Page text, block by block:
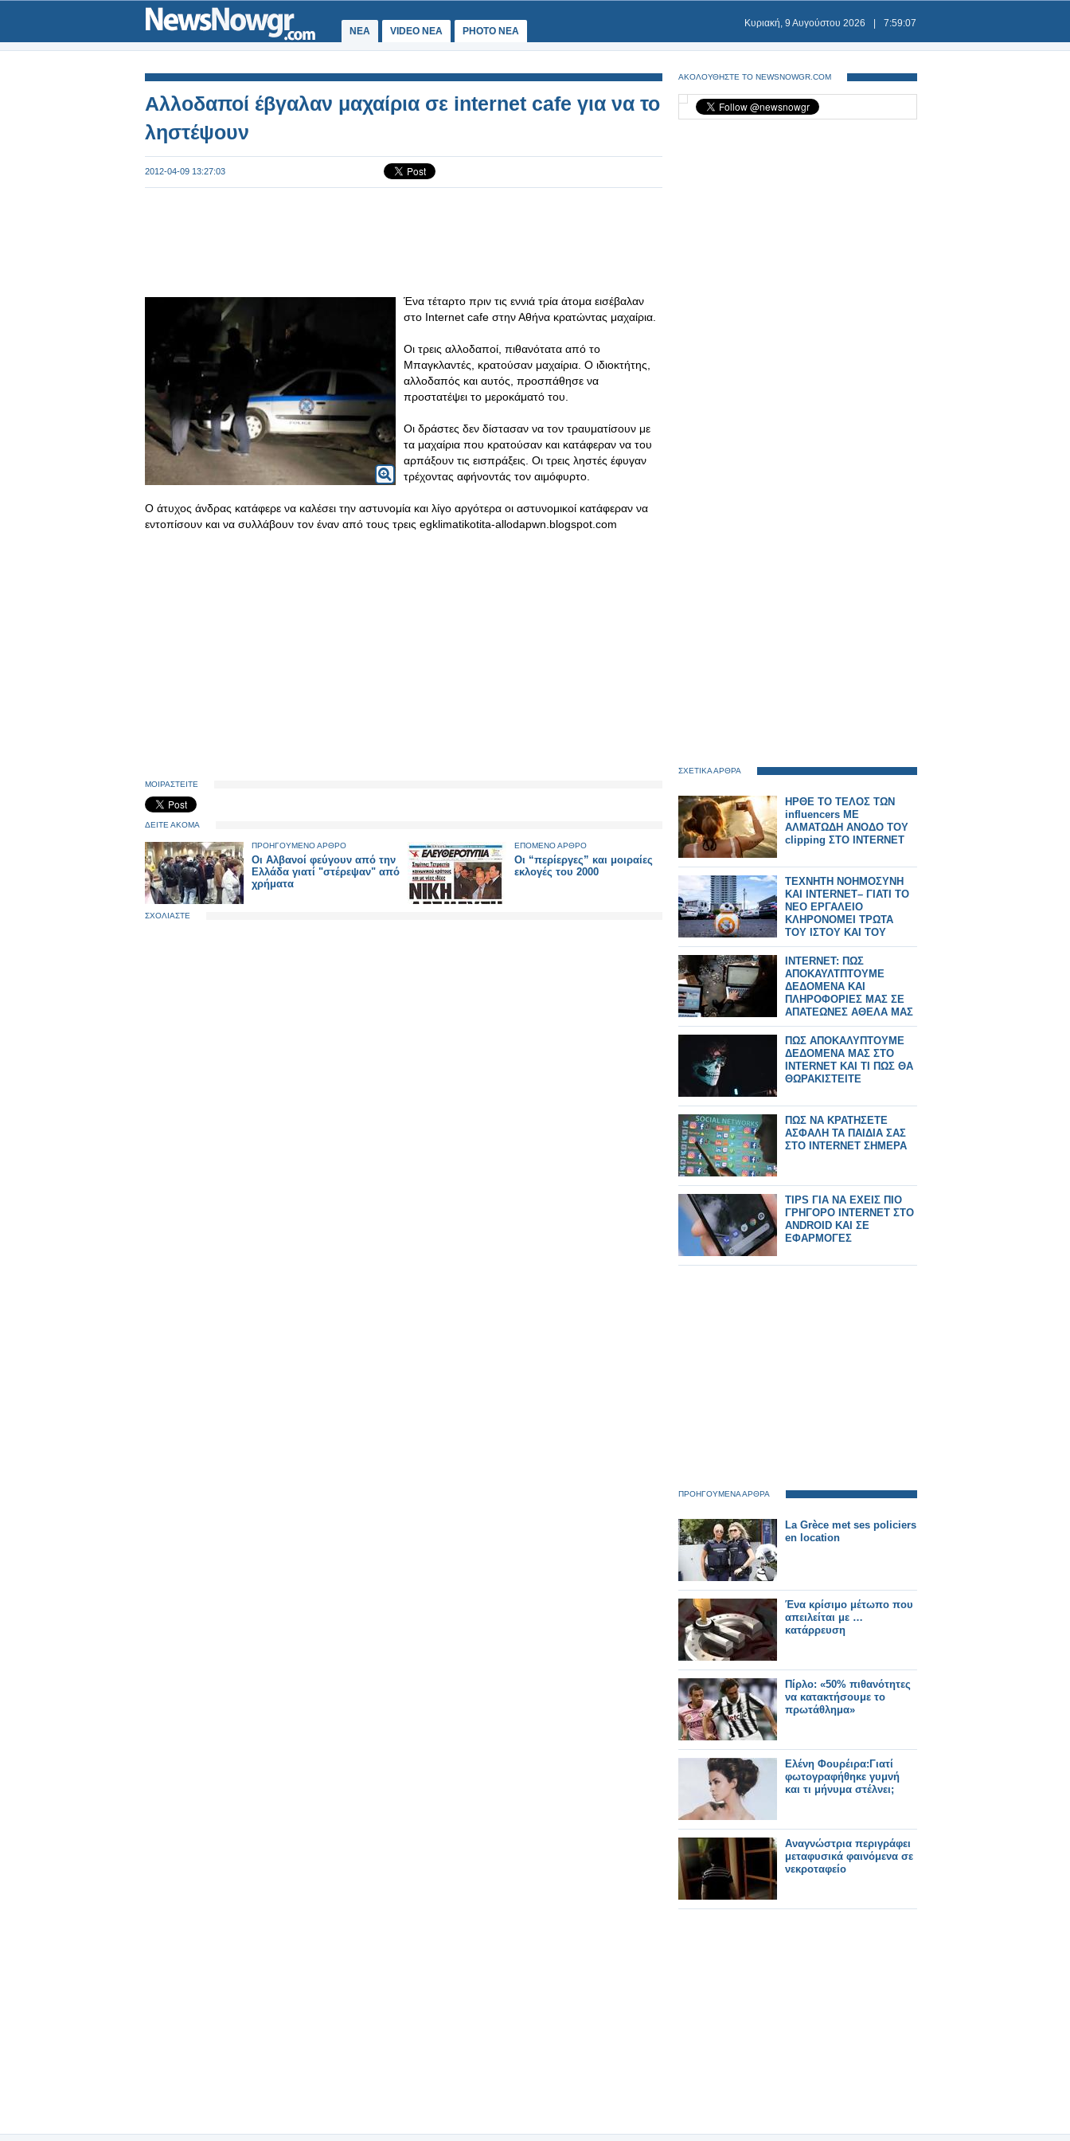
ΝΕΑ VIDEO NEA PHOTO NEA
Κυριακή, 9 Αυγούστου 2026 7:59:08
Αλλοδαποί έβγαλαν μαχαίρια σε internet cafe για να το
ληστέψουν
2012-04-09 13:27:03
Ένα τέταρτο πριν τις εννιά τρία άτομα εισέβαλαν
στο Internet cafe στην Αθήνα κρατώντας μαχαίρια.
Οι τρεις αλλοδαποί, πιθανότατα από το
Μπαγκλαντές, κρατούσαν μαχαίρια. Ο ιδιοκτήτης,
αλλοδαπός και αυτός, προσπάθησε να
προστατέψει το μεροκάματό του.
Οι δράστες δεν δίστασαν να τον τραυματίσουν με
τα μαχαίρια που κρατούσαν και κατάφεραν να του
αρπάξουν τις εισπράξεις. Οι τρεις ληστές έφυγαν
τρέχοντας αφήνοντάς τον αιμόφυρτο.
Ο άτυχος άνδρας κατάφερε να καλέσει την αστυνομία και λίγο αργότερα οι αστυνομικοί κατάφεραν να
εντοπίσουν και να συλλάβουν τον έναν από τους τρεις egklimatikotita-allodapwn.blogspot.com
ΜΟΙΡΑΣΤΕΙΤΕ
ΔΕΙΤΕ ΑΚΟΜΑ
ΠΡΟΗΓΟΥΜΕΝΟ ΑΡΘΡΟ
Οι Αλβανοί φεύγουν από την
Ελλάδα γιατί "στέρεψαν" από
χρήματα
ΕΠΟΜΕΝΟ ΑΡΘΡΟ
Οι “περίεργες” και μοιραίες
εκλογές του 2000
ΣΧΟΛΙΑΣΤΕ
ΑΚΟΛΟΥΘΗΣΤΕ ΤΟ NEWSNOWGR.COM
ΣΧΕΤΙΚΑ ΑΡΘΡΑ
ΗΡΘΕ ΤΟ ΤΕΛΟΣ ΤΩΝ
influencers ΜΕ
ΑΛΜΑΤΩΔΗ ΑΝΟΔΟ ΤΟΥ
clipping ΣΤΟ INTERNET
ΤΕΧΝΗΤΗ ΝΟΗΜΟΣΥΝΗ
ΚΑΙ INTERNET– ΓΙΑΤΙ ΤΟ
ΝΕΟ ΕΡΓΑΛΕΙΟ
ΚΛΗΡΟΝΟΜΕΙ ΤΡΩΤΑ
ΤΟΥ ΙΣΤΟΥ ΚΑΙ ΤΟΥ
ΠΑΡΕΛΘΟΝΤΟΣ
INTERNET: ΠΩΣ
ΑΠΟΚΑΥΛΤΠΤΟΥΜΕ
ΔΕΔΟΜΕΝΑ ΚΑΙ
ΠΛΗΡΟΦΟΡΙΕΣ ΜΑΣ ΣΕ
ΑΠΑΤΕΩΝΕΣ ΑΘΕΛΑ ΜΑΣ
ΠΩΣ ΑΠΟΚΑΛΥΠΤΟΥΜΕ
ΔΕΔΟΜΕΝΑ ΜΑΣ ΣΤΟ
INTERNET ΚΑΙ ΤΙ ΠΩΣ ΘΑ
ΘΩΡΑΚΙΣΤΕΙΤΕ
ΠΩΣ ΝΑ ΚΡΑΤΗΣΕΤΕ
ΑΣΦΑΛΗ ΤΑ ΠΑΙΔΙΑ ΣΑΣ
ΣΤΟ INTERNET ΣΗΜΕΡΑ
TIPS ΓΙΑ ΝΑ ΕΧΕΙΣ ΠΙΟ
ΓΡΗΓΟΡΟ INTERNET ΣΤΟ
ANDROID ΚΑΙ ΣΕ
ΕΦΑΡΜΟΓΕΣ
ΠΡΟΗΓΟΥΜΕΝΑ ΑΡΘΡΑ
La Grèce met ses policiers
en location
Ένα κρίσιμο μέτωπο που
απειλείται με …
κατάρρευση
Πίρλο: «50% πιθανότητες
να κατακτήσουμε το
πρωτάθλημα»
Ελένη Φουρέιρα:Γιατί
φωτογραφήθηκε γυμνή
και τι μήνυμα στέλνει;
Αναγνώστρια περιγράφει
μεταφυσικά φαινόμενα σε
νεκροταφείο